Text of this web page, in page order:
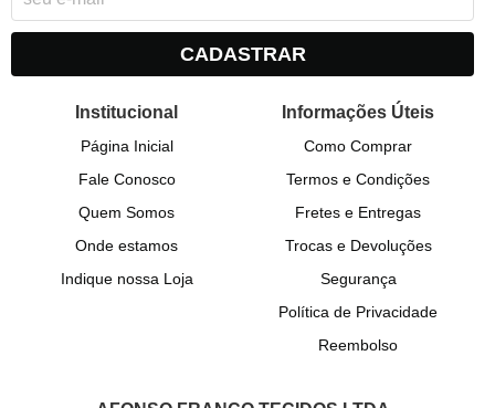
CADASTRAR
Institucional
Página Inicial
Fale Conosco
Quem Somos
Onde estamos
Indique nossa Loja
Informações Úteis
Como Comprar
Termos e Condições
Fretes e Entregas
Trocas e Devoluções
Segurança
Política de Privacidade
Reembolso